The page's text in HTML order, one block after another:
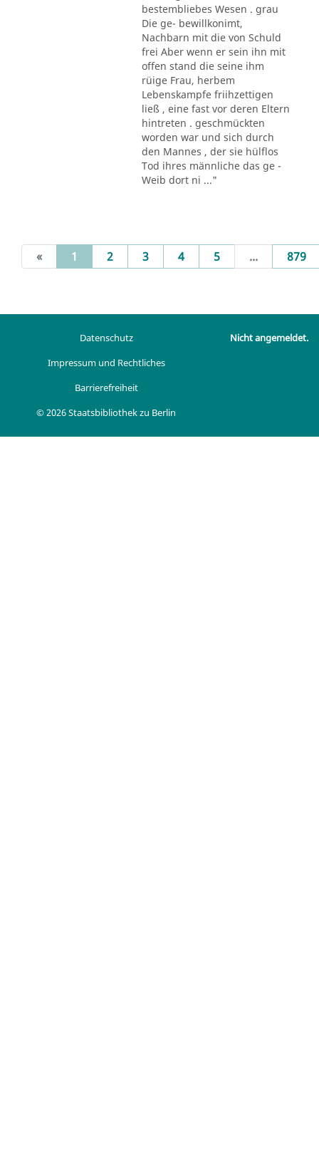
bestembliebes Wesen . grau
Die ge- bewillkonimt,
Nachbarn mit die von Schuld
frei Aber wenn er sein ihn mit
offen stand die seine ihm
rüige Frau, herbem
Lebenskampfe friihzettigen
ließ , eine fast vor deren Eltern
hintreten . geschmückten
worden war und sich durch
den Mannes , der sie hülflos
Tod ihres männliche das ge -
Weib dort ni ..."
« 1 (current)
2 3 4 5 ... 879
Datenschutz
Impressum und Rechtliches
Barrierefreiheit
© 2026 Staatsbibliothek zu Berlin
Nicht angemeldet.